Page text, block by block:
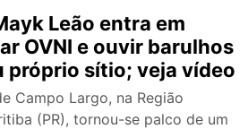
Leão entra em
OVNI e ouvir barulhos
próprio sítio; veja vídeo
Campo Largo, na Região
(PR), tornou-se palco de um